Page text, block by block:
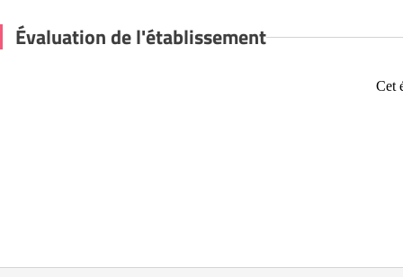
Évaluation de l'établissement
Cet